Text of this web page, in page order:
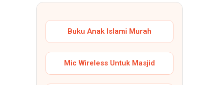
Buku Anak Islami Murah
Mic Wireless Untuk Masjid